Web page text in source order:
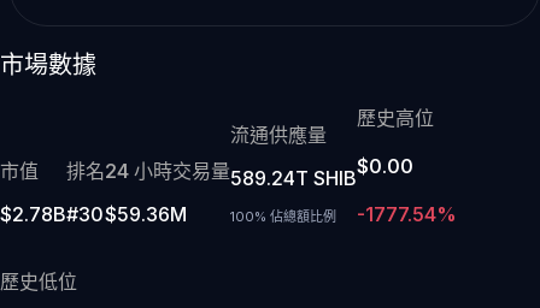
市場數據
市值
$2.78B
排名
#30
24 小時交易量
$59.36M
流通供應量
589.24T SHIB
100% 佔總額比例
歷史高位
$0.00
-1777.54%
歷史低位